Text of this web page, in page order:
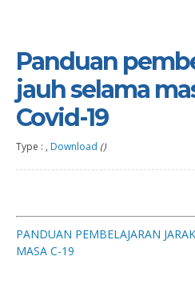
Panduan
jauh selama
Covid-19
Type : , Download ()
PANDUAN PEMBELAJARAN
MASA C-19